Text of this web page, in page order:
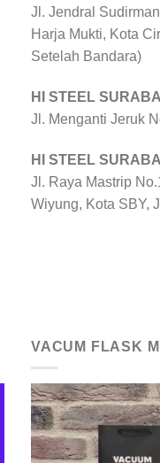
Jl. Jendral
Harja Mukti, Kota
Setelah Bandara)
HI STEEL
Jl. Menganti Jeruk
HI STEEL
Jl. Raya Mastrip
Wiyung, Kota SBY,
VACUM FLASK